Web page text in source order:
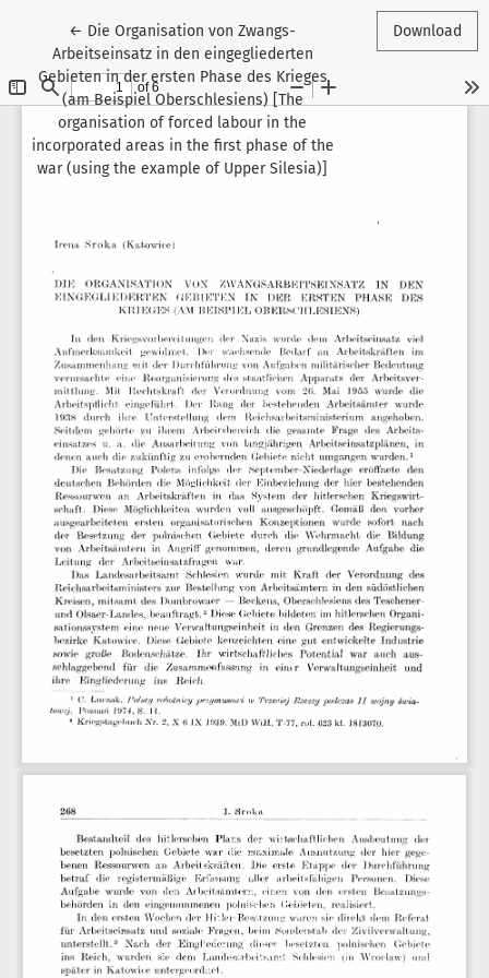
← Return to Article Details
Die Organisation von Zwangs-
Arbeitseinsatz in den eingegliederten
Gebieten in der ersten Phase des Krieges
(am Beispiel Oberschlesiens) [The
organisation of forced labour in the
incorporated areas in the first phase of the
war (using the example of Upper Silesia)]
Download